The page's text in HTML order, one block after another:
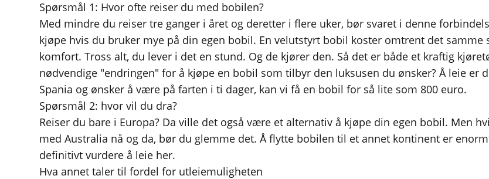
Spørsmål 1: Hvor ofte reiser du med bobilen?
Med mindre du reiser tre ganger i året og deretter i flere uker, bør svaret i denne
kjøpe hvis du bruker mye på din egen bobil. En velutstyrt bobil koster omtrent det
komfort. Tross alt, du lever i det en stund. Og de kjører den. Så det er både et kraftig
nødvendige "endringen" for å kjøpe en bobil som tilbyr den luksusen du ønsker? Å leie er
Spania og ønsker å være på farten i ti dager, kan vi få en bobil for så lite som 800 euro.
Spørsmål 2: hvor vil du dra?
Reiser du bare i Europa? Da ville det også være et alternativ å kjøpe din egen bobil. Men
med Australia nå og da, bør du glemme det. Å flytte bobilen til et annet kontinent er
definitivt vurdere å leie her.
Hva annet taler til fordel for utleiemuligheten